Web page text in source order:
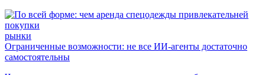
рынки
Ограниченные возможности: не все ИИ-агенты достаточно
самостоятельны